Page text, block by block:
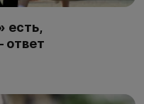
есть,
ответ